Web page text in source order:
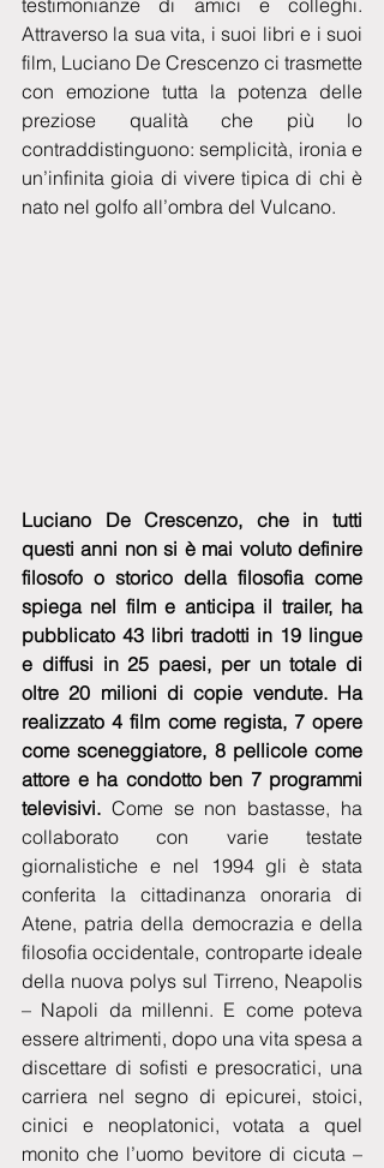
Attraverso la sua vita, i suoi libri e i suoi
film, Luciano De Crescenzo ci trasmette
con emozione tutta la potenza delle
preziose qualità che più lo
contraddistinguono: semplicità, ironia e
un’infinita gioia di vivere tipica di chi è
nato nel golfo all’ombra del Vulcano.
Luciano De Crescenzo, che in tutti
questi anni non si è mai voluto definire
filosofo o storico della filosofia come
spiega nel film e anticipa il trailer, ha
pubblicato 43 libri tradotti in 19 lingue
e diffusi in 25 paesi, per un totale di
oltre 20 milioni di copie vendute. Ha
realizzato 4 film come regista, 7 opere
come sceneggiatore, 8 pellicole come
attore e ha condotto ben 7 programmi
televisivi. Come se non bastasse, ha
collaborato con varie testate
giornalistiche e nel 1994 gli è stata
conferita la cittadinanza onoraria di
Atene, patria della democrazia e della
filosofia occidentale, controparte ideale
della nuova polys sul Tirreno, Neapolis
– Napoli da millenni. E come poteva
essere altrimenti, dopo una vita spesa a
discettare di sofisti e presocratici, una
carriera nel segno di epicurei, stoici,
cinici e neoplatonici, votata a quel
monito che l’uomo bevitore di cicuta –